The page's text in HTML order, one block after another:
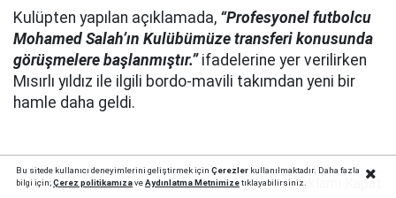
Kulüpten yapılan açıklamada, “Profesyonel futbolcu
Mohamed Salah’ın Kulübümüze transferi konusunda
görüşmelere başlanmıştır.”ifadelerine yer verilirken
Mısırlı yıldız ile ilgili bordo-mavili takımdan yeni bir
hamle daha geldi.
Bu sitede kullanıcı deneyimlerini geliştirmek için Çerezlerkullanılmaktadır. Daha fazla
bilgi için;Çerez politikamızaveAydınlatma Metnimizetıklayabilirsiniz.Reklamı Kapat